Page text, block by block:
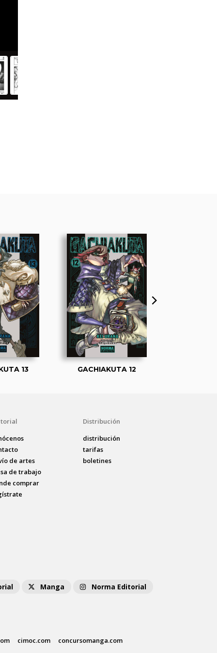
13 GACHIAKUTA 12
de artes
de trabajo
comprar
Distribución
distribución
tarifas
boletines
Manga Norma Editorial
cimoc.com concursomanga.com